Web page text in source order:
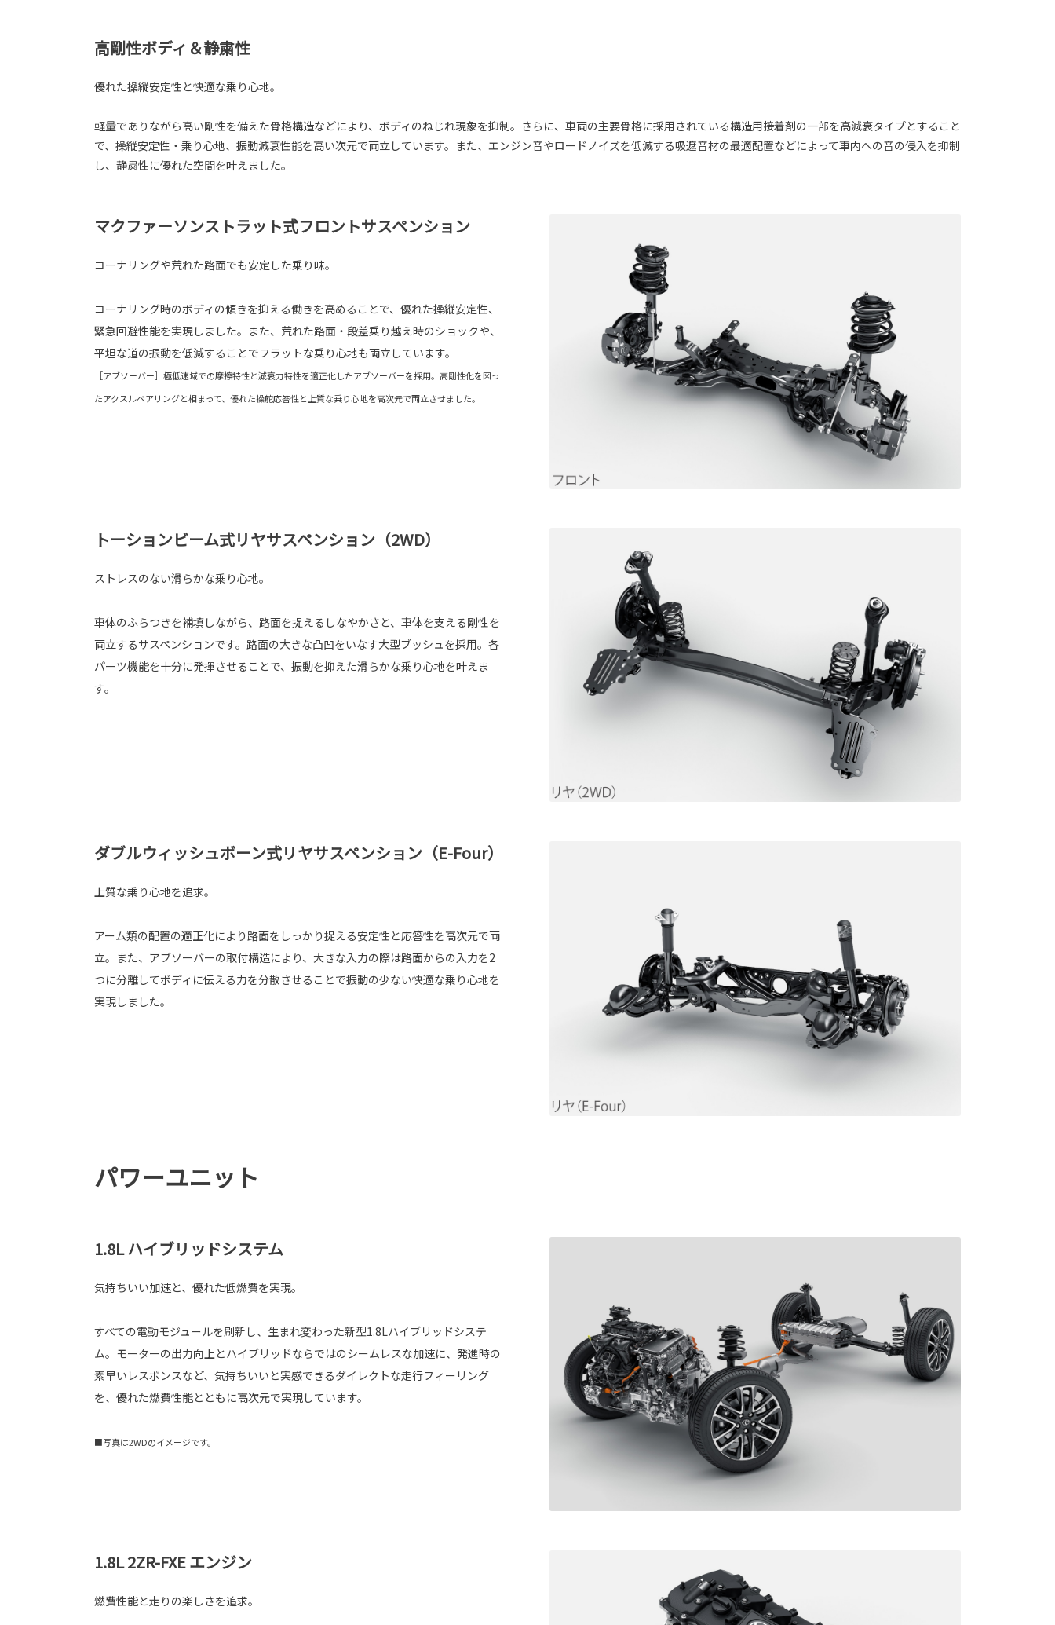
高剛性ボディ＆静粛性
優れた操縦安定性と快適な乗り心地。
軽量でありながら高い剛性を備えた骨格構造などにより、ボディのねじれ現象を抑制。さらに、車両の主要骨格に採用されている構造用接着剤の一部を高減衰タイプとすること
で、操縦安定性・乗り心地、振動減衰性能を高い次元で両立しています。また、エンジン音やロードノイズを低減する吸遮音材の最適配置などによって車内への音の侵入を抑制
し、静粛性に優れた空間を叶えました。
マクファーソンストラット式フロントサスペンション
コーナリングや荒れた路面でも安定した乗り味。
コーナリング時のボディの傾きを抑える働きを高めることで、優れた操縦安定性、
緊急回避性能を実現しました。また、荒れた路面・段差乗り越え時のショックや、
平坦な道の振動を低減することでフラットな乗り心地も両立しています。
［アブソーバー］極低速域での摩擦特性と減衰力特性を適正化したアブソーバーを採用。高剛性化を図っ
たアクスルベアリングと相まって、優れた操舵応答性と上質な乗り心地を高次元で両立させました。
トーションビーム式リヤサスペンション（2WD）
ストレスのない滑らかな乗り心地。
車体のふらつきを補填しながら、路面を捉えるしなやかさと、車体を支える剛性を
両立するサスペンションです。路面の大きな凸凹をいなす大型ブッシュを採用。各
パーツ機能を十分に発揮させることで、振動を抑えた滑らかな乗り心地を叶えま
す。
ダブルウィッシュボーン式リヤサスペンション（E-Four）
上質な乗り心地を追求。
アーム類の配置の適正化により路面をしっかり捉える安定性と応答性を高次元で両
立。また、アブソーバーの取付構造により、大きな入力の際は路面からの入力を2
つに分離してボディに伝える力を分散させることで振動の少ない快適な乗り心地を
実現しました。
パワーユニット
1.8L ハイブリッドシステム
気持ちいい加速と、優れた低燃費を実現。
すべての電動モジュールを刷新し、生まれ変わった新型1.8Lハイブリッドシステ
ム。モーターの出力向上とハイブリッドならではのシームレスな加速に、発進時の
素早いレスポンスなど、気持ちいいと実感できるダイレクトな走行フィーリング
を、優れた燃費性能とともに高次元で実現しています。
■写真は2WDのイメージです。
1.8L 2ZR-FXE エンジン
燃費性能と走りの楽しさを追求。